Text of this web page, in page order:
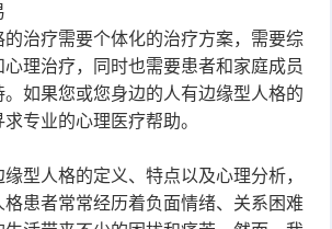
治疗需要个体化的治疗方案，需要综
理治疗，同时也需要患者和家庭成员
如果您或您身边的人有边缘型人格的
专业的心理医疗帮助。
型人格的定义、特点以及心理分析，
患者常常经历着负面情绪、关系困难